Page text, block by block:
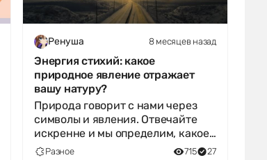
Ренуша 8 месяцев назад
Энергия стихий: какое
природное явление отражает
вашу натуру?
Природа говорит с нами через
символы и явления. Отвечайте
искренне и мы определим, какое
из них стало бы вашим духовным
Разное 715 27